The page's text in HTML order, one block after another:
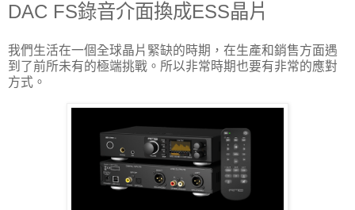
DAC FS錄音介面換成ESS晶片
我們生活在一個全球晶片緊缺的時期，在生產和銷售方面遇
到了前所未有的極端挑戰。所以非常時期也要有非常的應對
方式。